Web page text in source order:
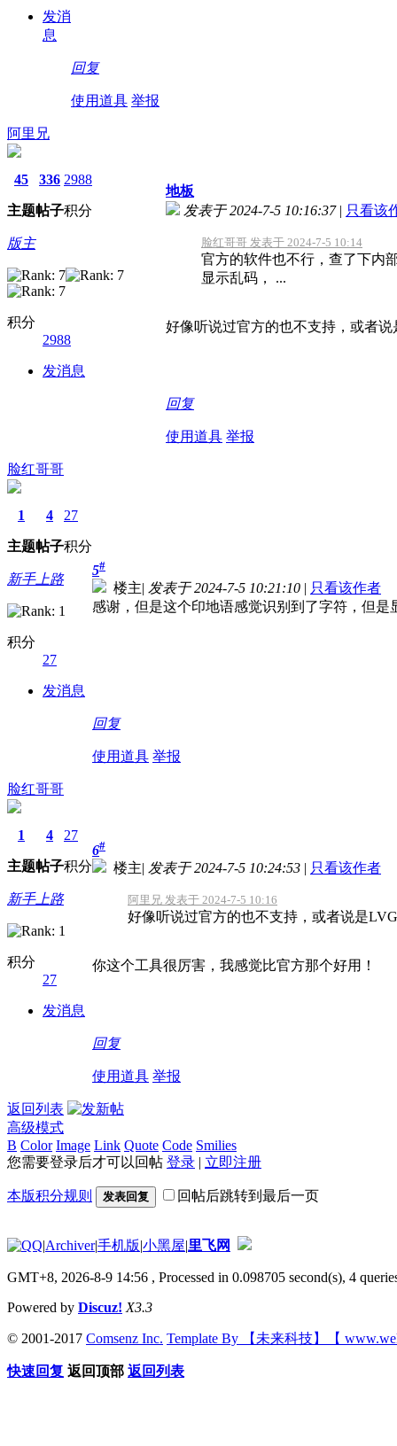
发消
息
回复
使用道具 举报
阿里兄
45
主题
336
帖子
2988
积分
版主
积分
2988
发消息
地板
发表于 2024-7-5 10:16:37 | 只看该
脸红哥哥 发表于 2024-7-5 10:14
官方的软件也不行，查了下内
显示乱码， ...
好像听说过官方的也不支持，或者
回复
使用道具 举报
脸红哥哥
1
主题
4
帖子
27
积分
新手上路
积分
27
发消息
5#
楼主| 发表于 2024-7-5 10:21:10 | 只看该作者
感谢，但是这个印地语感觉识别到了字符，但
回复
使用道具 举报
脸红哥哥
1
主题
4
帖子
27
积分
新手上路
积分
27
发消息
6#
楼主| 发表于 2024-7-5 10:24:53 | 只看该作者
阿里兄 发表于 2024-7-5 10:16
好像听说过官方的也不支持，或者说是
你这个工具很厉害，我感觉比官方那个好用！
回复
使用道具 举报
返回列表
高级模式
B Color Image Link Quote Code Smilies
您需要登录后才可以回帖 登录 | 立即注册
本版积分规则 发表回复 回帖后跳转到最后一页
|Archiver|手机版|小黑屋|里飞网
GMT+8, 2026-8-9 14:56 , Processed in 0.098705 second(s), 4
Powered by Discuz! X3.3
© 2001-2017 Comsenz Inc. Template By 【未来科技】【
快速回复 返回顶部 返回列表